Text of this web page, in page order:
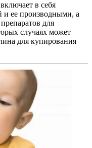
в себя
и ее производными, а
для
случаях может
для купирования